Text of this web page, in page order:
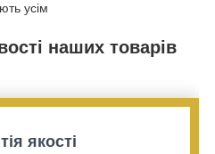
усім
наших товарів
якості